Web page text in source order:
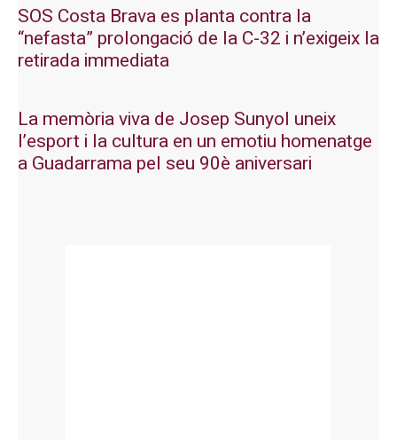
SOS Costa Brava es planta contra la
“nefasta” prolongació de la C-32 i n’exigeix la
retirada immediata
La memòria viva de Josep Sunyol uneix
l’esport i la cultura en un emotiu homenatge
a Guadarrama pel seu 90è aniversari